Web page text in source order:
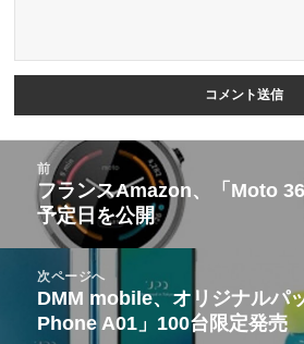
ビ
前
前
の
投
稿:
フランスAmazon、「Moto
予定日を公開
次ページへ
次
の
DMM mobile、オリジナルパ
Phone A01」100台限定発売